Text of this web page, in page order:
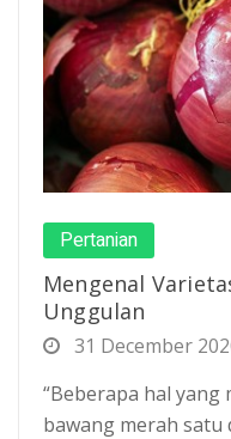
Pertanian
Mengenal
Unggulan
31 December
“Beberapa hal yang
bawang merah satu